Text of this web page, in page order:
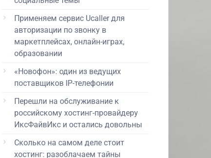
Применяем сервис Ucaller для
авторизации по звонку в
маркетплейсах, онлайн-играх,
образовании
«Новофон»: один из ведущих
поставщиков IP-телефонии
Перешли на обслуживание к
российскому хостинг-провайдеру
ИксФайвИкс и остались довольны
Сколько на самом деле стоит
хостинг: разоблачаем тайны